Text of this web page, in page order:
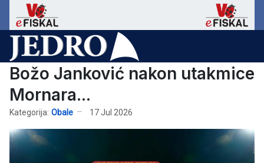
Božo Janković nakon utakmice
Mornara...
Kategorija: Obale 17 Jul 2026